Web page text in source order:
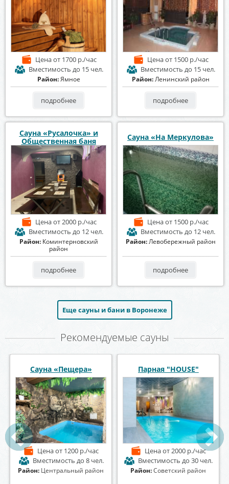
Ценаот 1700 р./час
Вместимость до 15 чел.
Район:Ямное
подробнее
Ценаот 1500 р./час
Вместимость до 15 чел.
Район:Ленинский район
подробнее
Сауна «Русалочка» и
Общественная баня
Ценаот 2000 р./час
Вместимость до 12 чел.
Район: Коминтерновский
район
подробнее
Сауна «На Меркулова»
Ценаот 1500 р./час
Вместимость до 12 чел.
Район:Левобережный район
подробнее
Еще сауны и бани в Воронеже
Рекомендуемые сауны
Сауна Восточная сказка
Ценаот 2500 р./час
Вместимость до 8 чел.
Район:Левобережный район
Сауна «Александрия»
Ценаот 1500 р./час
Вместимость до 15 чел.
Район:Ленинский район